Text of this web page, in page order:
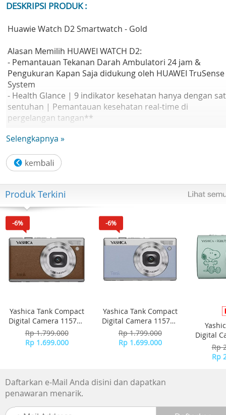
DESKRIPSI PRODUK :
Huawie Watch D2 Smartwatch - Gold
Alasan Memilih HUAWEI WATCH D2:
- Pemantauan Tekanan Darah Ambulatori 24 jam &
Pengukuran Kapan Saja didukung oleh HUAWEI TruSense
System
- Health Glance | 9 indikator kesehatan hanya dengan
sentuhan | Pemantauan kesehatan real-time di
pergelangan tangan**
Kecerahan puncak 1500 nits
sangat ketat 26,5mm
- Family Care
- Kompatibel dengan iOS dan Android
Dimensions
48mm*38mm*13.3mm
Screen
AMOLED color screen
Size: 1.82 inches
PPI 347
Resolution: 480 x 408 pixels
Weight (without strap)
Approximately 40g
Strap Width
130~210mm
M Size:130~160mm
L Size:161~210mm
Selengkapnya »
Produk Terkini
-6%
Yashica Tank Compact
Digital Camera 115755
- Brown
Rp 1.799.000
Rp 1.699.000
-6%
Yashica Tank Compact
Digital Camera 115756
- Sky Blue
Rp 1.799.000
Rp 1.699.000
Digital
Rp
Rp
Daftarkan e-Mail Anda disini dan dapatkan
penawaran menarik.